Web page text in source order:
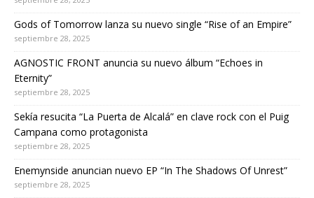
Gods of Tomorrow lanza su nuevo single “Rise of an Empire”
septiembre 28, 2025
AGNOSTIC FRONT anuncia su nuevo álbum “Echoes in
Eternity”
septiembre 28, 2025
Sekía resucita “La Puerta de Alcalá” en clave rock con el Puig
Campana como protagonista
septiembre 28, 2025
Enemynside anuncian nuevo EP “In The Shadows Of Unrest”
septiembre 28, 2025